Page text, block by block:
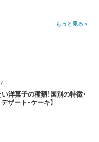
もっと見る
い洋菓子の種類！国別の特徴・
ザート・ケーキ】